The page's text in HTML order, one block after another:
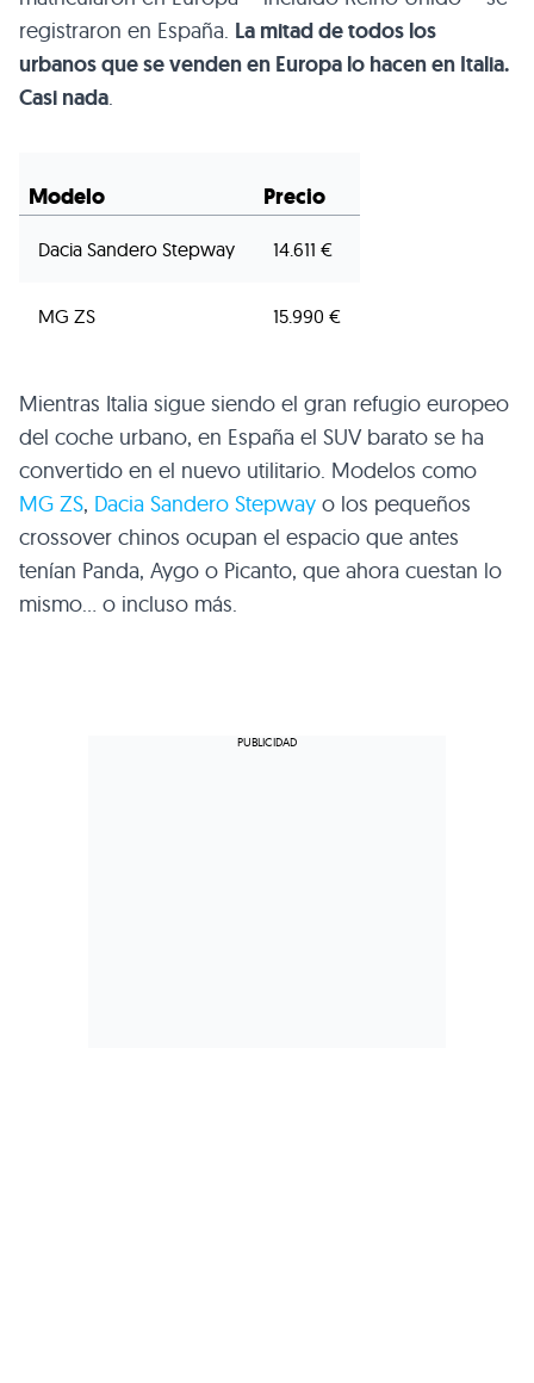
registraron en España. La mitad de todos los
urbanos que se venden en Europa lo hacen en Italia.
Casi nada.
Modelo Precio
Dacia Sandero Stepway 14.611 €
MG ZS 15.990 €
Mientras Italia sigue siendo el gran refugio europeo
del coche urbano, en España el SUV barato se ha
convertido en el nuevo utilitario. Modelos como
MG ZS, Dacia Sandero Stepway o los pequeños
crossover chinos ocupan el espacio que antes
tenían Panda, Aygo o Picanto, que ahora cuestan lo
mismo… o incluso más.